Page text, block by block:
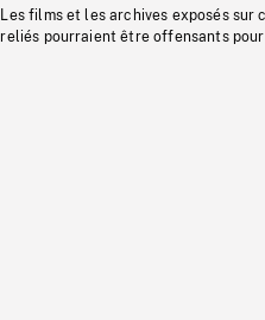
Les films et les archives exposés sur
reliés pourraient être offensants